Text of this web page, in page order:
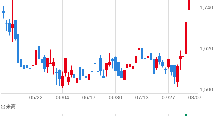
08/07
07/27
07/13
06/30
06/17
06/04
05/22
1,500
1,620
1,740
出来高